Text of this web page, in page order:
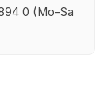
0 (Mo–Sa